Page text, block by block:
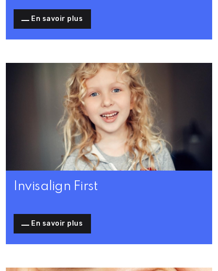
En savoir plus
Invisalign First
En savoir plus